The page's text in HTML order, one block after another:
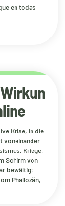
en todas
Krise, in die
voneinander
Kriege,
Schirm von
bewältigt
Phallozän,